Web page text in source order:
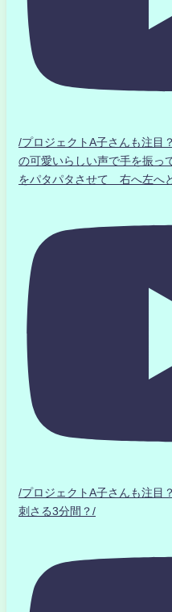
/プロジェクトA子さんも注
の可愛いらしい声で手を振
をパタパタさせて 右へ左へ
/プロジェクトA子さんも注
刺さる3分間？/